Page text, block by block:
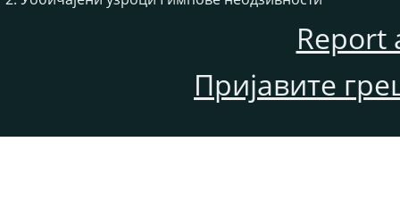
Report
Пријавите